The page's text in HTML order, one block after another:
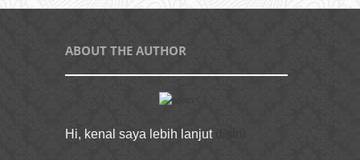
ABOUT THE AUTHOR
Hi, kenal saya lebih lanjut